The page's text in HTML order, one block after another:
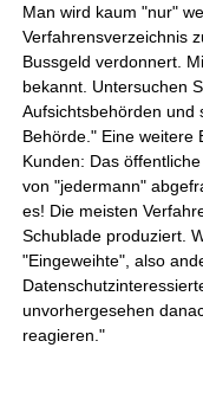
Man wird kaum "nur"
Verfahrensverzeichnis
Bussgeld verdonnert.
bekannt. Untersuchen
Aufsichtsbehörden und
Behörde." Eine weitere
Kunden: Das
von "jedermann"
es! Die meisten
Schublade produziert.
"Eingeweihte", also
unvorhergesehen
reagieren."